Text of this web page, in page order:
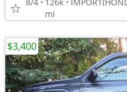
mi
$3,400